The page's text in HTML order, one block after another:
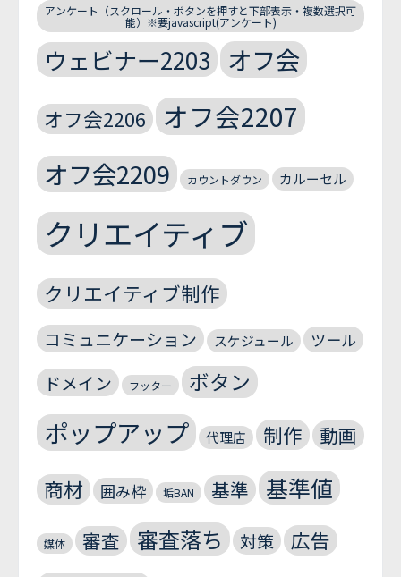
アンケート（スクロール・ボタンを押すと下部表示・複数選択可
能）※要javascript(アンケート)
ウェビナー2203 オフ会
オフ会2206 オフ会2207
オフ会2209 カウントダウン カルーセル
クリエイティブ
クリエイティブ制作
コミュニケーション スケジュール ツール
ドメイン フッター ボタン
ポップアップ 代理店 制作 動画
商材 囲み枠 垢BAN 基準 基準値
媒体 審査 審査落ち 対策 広告